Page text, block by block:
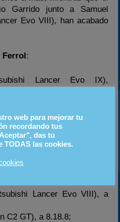
Garrido junto a Samuel
Evo VIII), han acabado
Ferrol:
Lancer Evo IX),
Clio S1600), a 1.00.6.
Lancer Evo IX), a
Clio S1600), a 1.32.3.
S1600), a 1.33.6.
206 S1600), a 4.51.5.
Lancer Evo VII), a
Lancer Evo VIII), a
C2 GT), a 8.18.8;
web para mejorar tu
recordando tus
das tu
TODAS las cookies.